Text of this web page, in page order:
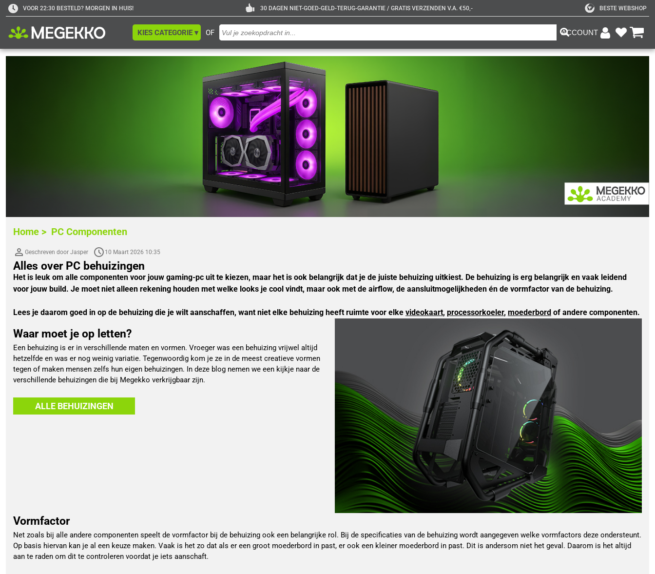
VOOR 22:30 BESTELD? MORGEN IN HUIS! 30 DAGEN NIET-GOED-GELD-TERUG-GARANTIE / GRATIS VERZENDEN V.A. €50,- BESTE WEBSHOP
OF
KIES CATEGORIE ▾ ACCOUNT
Home > PC Componenten
Geschreven door Jasper 10 Maart 2026 10:35
Alles over PC behuizingen
Het is leuk om alle componenten voor jouw gaming-pc uit te kiezen, maar het is ook belangrijk dat je de juiste behuizing uitkiest. De behuizing is erg belangrijk en vaak leidend
voor jouw build. Je moet niet alleen rekening houden met welke looks je cool vindt, maar ook met de airflow, de aansluitmogelijkheden én de vormfactor van de behuizing.
Lees je daarom goed in op de behuizing die je wilt aanschaffen, want niet elke behuizing heeft ruimte voor elke videokaart, processorkoeler, moederbord of andere componenten.
Waar moet je op letten?
Een behuizing is er in verschillende maten en vormen. Vroeger was een behuizing vrijwel altijd
hetzelfde en was er nog weinig variatie. Tegenwoordig kom je ze in de meest creatieve vormen
tegen of maken mensen zelfs hun eigen behuizingen. In deze blog nemen we een kijkje naar de
verschillende behuizingen die bij Megekko verkrijgbaar zijn.
ALLE BEHUIZINGEN
Vormfactor
Net zoals bij alle andere componenten speelt de vormfactor bij de behuizing ook een belangrijke rol. Bij de specificaties van de behuizing wordt aangegeven welke vormfactors deze ondersteunt.
Op basis hiervan kan je al een keuze maken. Vaak is het zo dat als er een groot moederbord in past, er ook een kleiner moederbord in past. Dit is andersom niet het geval. Daarom is het altijd
aan te raden om dit te controleren voordat je iets aanschaft.